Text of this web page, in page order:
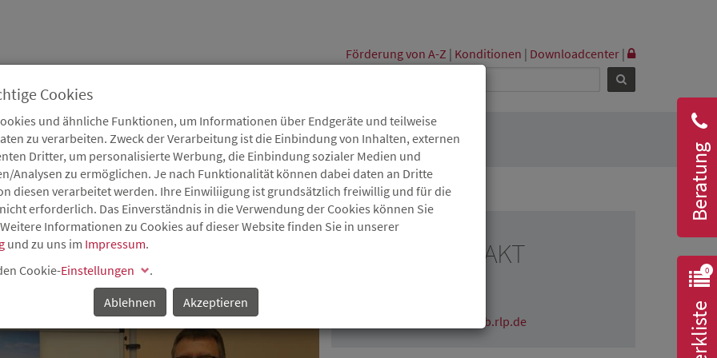
Förderung von A-Z | Konditionen | Downloadcenter |
Karriere Service Aktuelles
Beratung
0
Merkliste
IN KOBLENZ
in Höhe von knapp 1,5 Millionen Euro
PRESSEKONTAKT
claudia.wichmann@isb.rlp.de
Cookies
und ähnliche Funktionen, um Informationen über Endgeräte und teilweise
zu verarbeiten. Zweck der Verarbeitung ist die Einbindung von Inhalten, externen
Dritter, um personalisierte Werbung, die Einbindung sozialer Medien und
Analysen zu ermöglichen. Je nach Funktionalität können dabei daten an Dritte
diesen verarbeitet werden. Ihre Einwiliigung ist grundsätzlich freiwillig und für die
erforderlich. Das Einverständnis in die Verwendung der Cookies können Sie
Informationen zu Cookies auf dieser Website finden Sie in unserer
und zu uns im Impressum.
Cookie-Einstellungen
.
Ablehnen
Akzeptieren